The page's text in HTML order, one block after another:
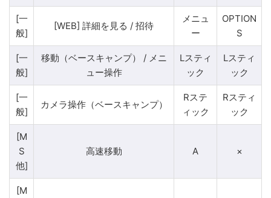
[一
般]
[WEB] 詳細を見る / 招待
メニュ
ー
OPTION
S
[一
般]
移動（ベースキャンプ） / メニ
ュー操作
Lスティ
ック
Lスティ
ック
[一
般]
カメラ操作（ベースキャンプ）
Rステ
ィック
Rスティ
ック
[M
S
他]
高速移動 A ×
[M